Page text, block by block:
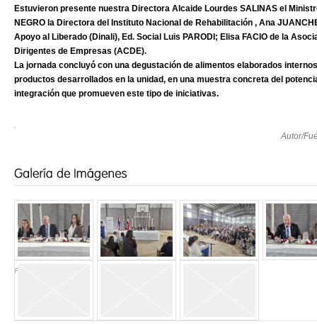
Estuvieron presente nuestra Directora Alcaide Lourdes SALINAS el
NEGRO la Directora del Instituto Nacional de Rehabilitación , Ana
Apoyo al Liberado (Dinali), Ed. Social Luis PARODI; Elisa FACIO de la
Dirigentes de Empresas (ACDE).
La jornada concluyó con una degustación de alimentos elaborados
productos desarrollados en la unidad, en una muestra concreta del
integración que promueven este tipo de iniciativas.
Autor/
Fotos 1 - 5